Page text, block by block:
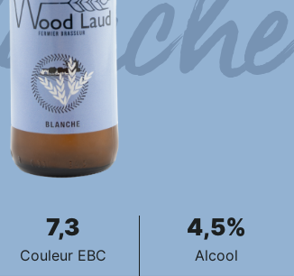
7,3
Couleur EBC
4,5%
Alcool